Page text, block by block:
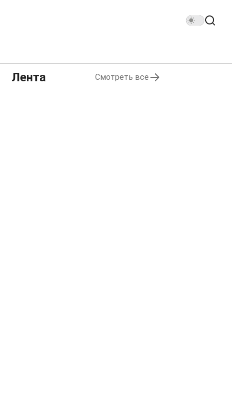
Лента Смотреть все